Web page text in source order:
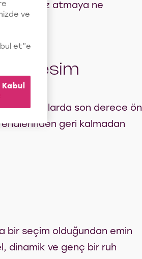
göz atmaya ne
Kesim
son yıllarda son derece ön
geri kalmadan
bir seçim olduğundan emin
dinamik ve genç bir ruh
ve
et”e
Kabul